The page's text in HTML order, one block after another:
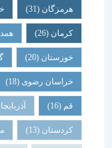
هرمزگان(31) خراسان
همدان
خوزستان(20) گلستان (20)
خراسان رضوی(18)
آذربایجان غربی
کردستان(13) مازندران